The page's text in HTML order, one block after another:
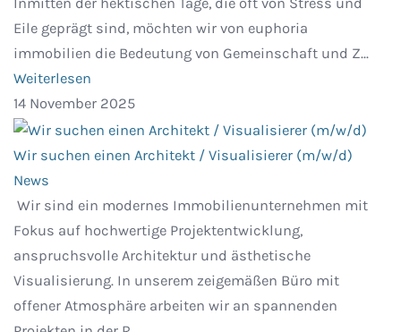
Inmitten der hektischen Tage, die oft von Stress und
Eile geprägt sind, möchten wir von euphoria
immobilien die Bedeutung von Gemeinschaft und Z...
Weiterlesen
14 November 2025
Wir suchen einen Architekt / Visualisierer (m/w/d)
News
Wir sind ein modernes Immobilienunternehmen mit
Fokus auf hochwertige Projektentwicklung,
anspruchsvolle Architektur und ästhetische
Visualisierung. In unserem zeigemäßen Büro mit
offener Atmosphäre arbeiten wir an spannenden